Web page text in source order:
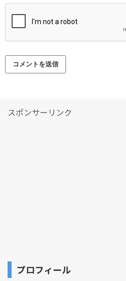
スポンサーリンク
プロフィール